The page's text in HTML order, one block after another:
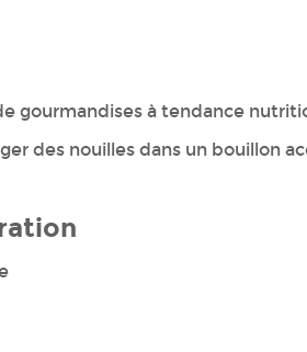
gourmandises à tendance
des nouilles dans un bouillon